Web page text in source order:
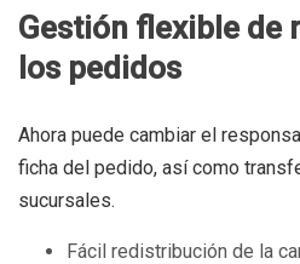
Gestión flexible de
los pedidos
Ahora puede cambiar el
ficha del pedido, así como
sucursales.
Fácil redistribución de la